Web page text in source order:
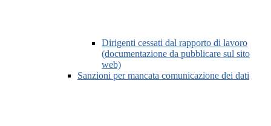
Dirigenti cessati dal rapporto di lavoro
(documentazione da pubblicare sul sito
web)
Sanzioni per mancata comunicazione dei dati